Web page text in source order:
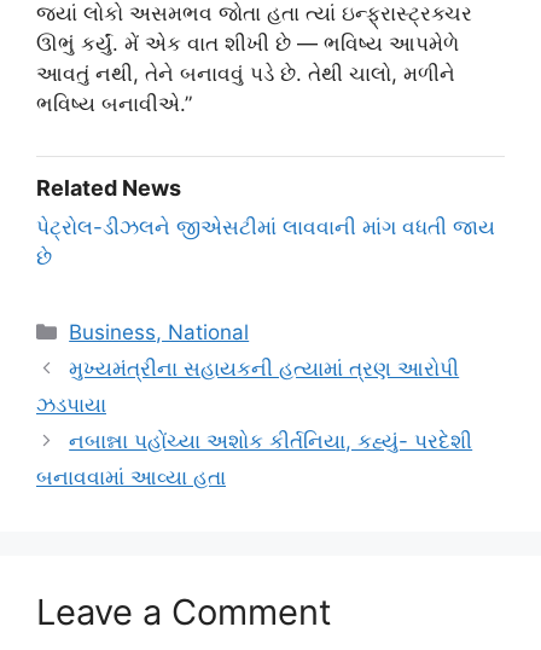
જ્યાં લોકો અસમભવ જોતા હતા ત્યાં ઇન્ફ્રાસ્ટ્રક્ચર
ઊભું કર્યું. મેં એક વાત શીખી છે — ભવિષ્ય આપમેળે
આવતું નથી, તેને બનાવવું પડે છે. તેથી ચાલો, મળીને
ભવિષ્ય બનાવીએ.”
Related News
પેટ્રોલ-ડીઝલને જીએસટીમાં લાવવાની માંગ વધતી જાય
છે
Categories
Business, National
મુખ્યમંત્રીના સહાયકની હત્યામાં ત્રણ આરોપી
ઝડપાયા
નબાન્ના પહોંચ્યા અશોક કીર્તનિયા, કહ્યું- પરદેશી
બનાવવામાં આવ્યા હતા
Leave a Comment